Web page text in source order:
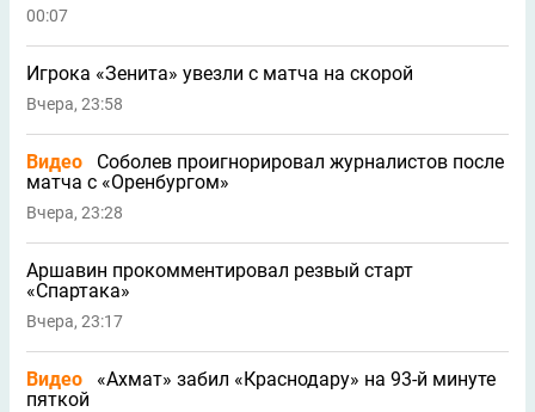
00:07
Игрока «Зенита» увезли с матча на скорой
Вчера, 23:58
Видео
Соболев проигнорировал журналистов после
матча с «Оренбургом»
Вчера, 23:28
Аршавин прокомментировал резвый старт
«Спартака»
Вчера, 23:17
Видео
«Ахмат» забил «Краснодару» на 93-й минуте
пяткой